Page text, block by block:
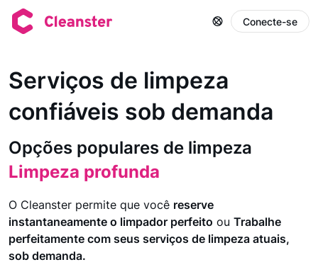
Conecte-se
Serviços de limpeza
confiáveis sob demanda
Opções populares de limpeza
Limpeza de aluguel de curta duração
Limpeza de áreas comuns
Limpeza profunda
Limpeza de preparação
Limpeza de mudança
Limpeza de escritório
Limpeza de academia
O Cleanster permite que você reserve
instantaneamente o limpador perfeito ou Trabalhe
perfeitamente com seus serviços de limpeza atuais,
sob demanda.